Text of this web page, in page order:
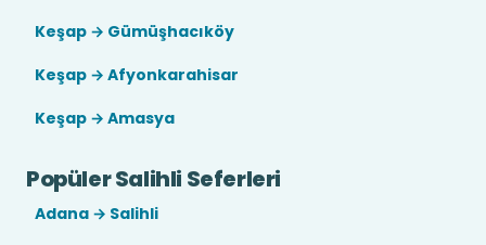
Keşap → Gümüşhacıköy
Keşap → Afyonkarahisar
Keşap → Amasya
Popüler Salihli Seferleri
Adana → Salihli